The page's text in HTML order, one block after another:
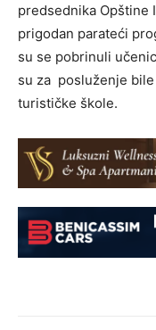
predsednika Opštine
prigodan parateći
su se pobrinuli
su za posluženje
turističke škole.